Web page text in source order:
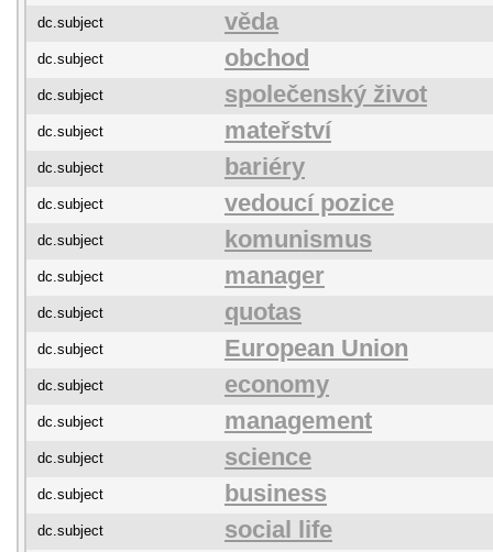
dc.subject věda
dc.subject obchod
dc.subject společenský život
dc.subject mateřství
dc.subject bariéry
dc.subject vedoucí pozice
dc.subject komunismus
dc.subject manager
dc.subject quotas
dc.subject European Union
dc.subject economy
dc.subject management
dc.subject science
dc.subject business
dc.subject social life